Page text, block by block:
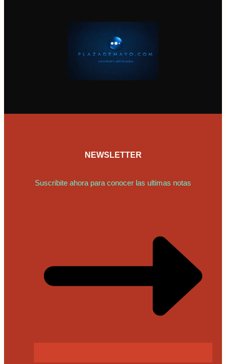
NEWSLETTER
Suscribite ahora para conocer las ultimas notas